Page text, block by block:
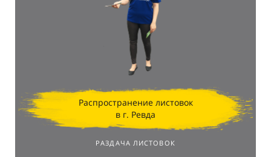
Распространение листовок
в г. Ревда
РАЗДАЧА ЛИСТОВОК